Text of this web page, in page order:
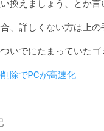
換えましょう、とか言
、詳しくない方は上
いでにたまっていた
除でPCが高速化